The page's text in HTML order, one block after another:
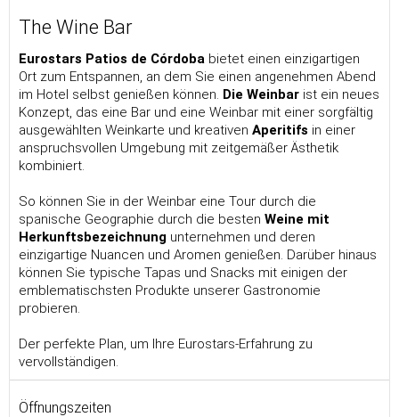
The Wine Bar
Eurostars Patios de Córdoba bietet einen einzigartigen
Ort zum Entspannen, an dem Sie einen angenehmen Abend
im Hotel selbst genießen können. Die Weinbar ist ein neues
Konzept, das eine Bar und eine Weinbar mit einer sorgfältig
ausgewählten Weinkarte und kreativen Aperitifs in einer
anspruchsvollen Umgebung mit zeitgemäßer Ästhetik
kombiniert.
So können Sie in der Weinbar eine Tour durch die
spanische Geographie durch die besten Weine mit
Herkunftsbezeichnung unternehmen und deren
einzigartige Nuancen und Aromen genießen. Darüber hinaus
können Sie typische Tapas und Snacks mit einigen der
emblematischsten Produkte unserer Gastronomie
probieren.
Der perfekte Plan, um Ihre Eurostars-Erfahrung zu
vervollständigen.
Öffnungszeiten